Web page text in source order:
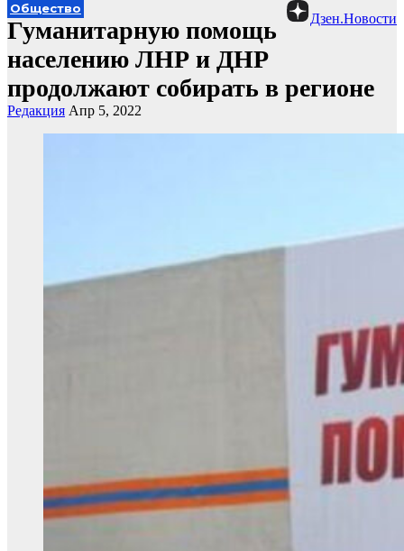
Дзен.Новости
Общество
Гуманитарную помощь
населению ЛНР и ДНР
продолжают собирать в регионе
Редакция Апр 5, 2022